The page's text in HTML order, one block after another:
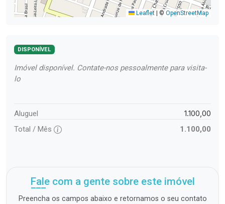
Leaflet | ©OpenStreetMap
DISPONÍVEL
Imóvel disponível. Contate-nos pessoalmente para visita-
lo
Aluguel 1.100,00
Total / Mês 1.100,00
Fale com a gente sobre este imóvel
Preencha os campos abaixo e retornamos o seu contato